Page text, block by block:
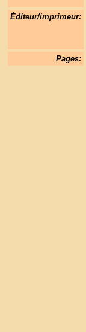
Éditeur/imprimeur:
Pages: